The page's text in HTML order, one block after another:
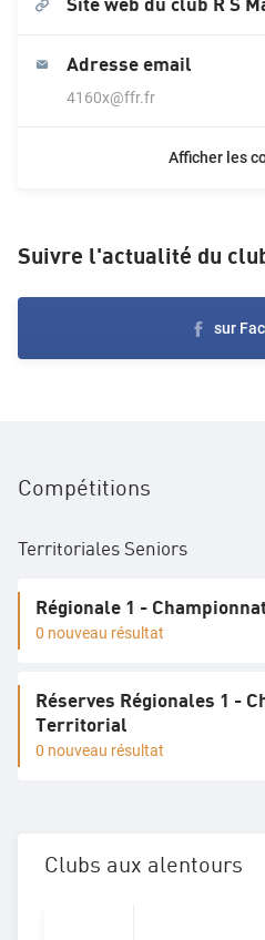
Site web du club R S
Adresse email
4160x@ffr.fr
Afficher les
Suivre l'actualité du
sur
Compétitions
Territoriales Seniors
Régionale 1 -
0 nouveau résultat
Réserves Régionales 1 -
Territorial
0 nouveau résultat
Clubs aux alentours